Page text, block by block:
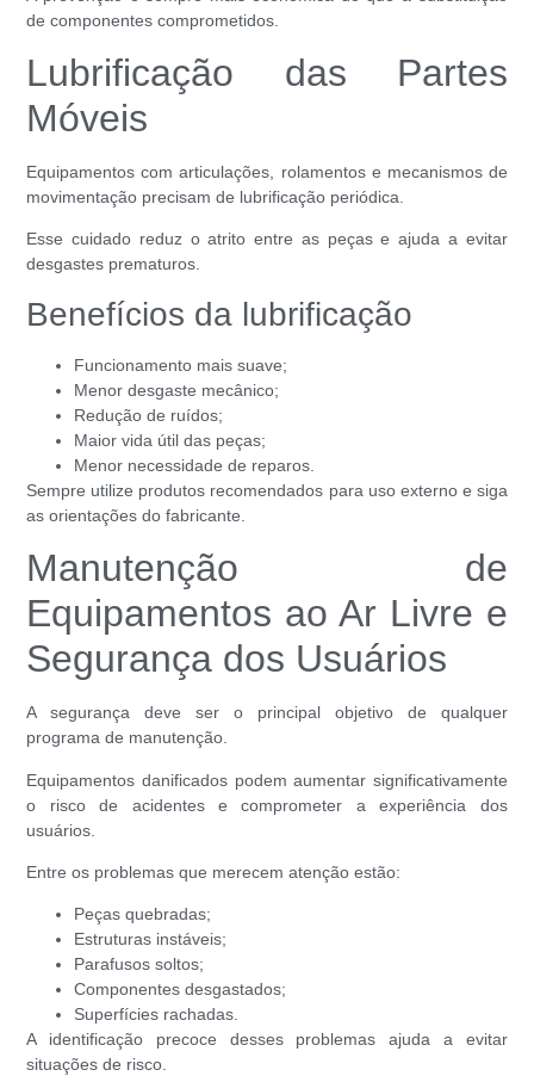
de componentes comprometidos.
Lubrificação das Partes
Móveis
Equipamentos com articulações, rolamentos e mecanismos de
movimentação precisam de lubrificação periódica.
Esse cuidado reduz o atrito entre as peças e ajuda a evitar
desgastes prematuros.
Benefícios da lubrificação
Funcionamento mais suave;
Menor desgaste mecânico;
Redução de ruídos;
Maior vida útil das peças;
Menor necessidade de reparos.
Sempre utilize produtos recomendados para uso externo e siga
as orientações do fabricante.
Manutenção de
Equipamentos ao Ar Livre e
Segurança dos Usuários
A segurança deve ser o principal objetivo de qualquer
programa de manutenção.
Equipamentos danificados podem aumentar significativamente
o risco de acidentes e comprometer a experiência dos
usuários.
Entre os problemas que merecem atenção estão:
Peças quebradas;
Estruturas instáveis;
Parafusos soltos;
Componentes desgastados;
Superfícies rachadas.
A identificação precoce desses problemas ajuda a evitar
situações de risco.